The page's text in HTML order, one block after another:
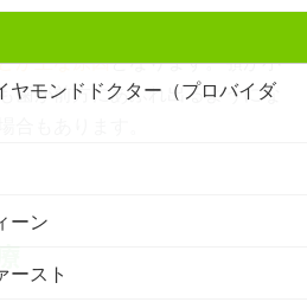
噛むなど）、舌の筋力不足、上
が主な原因となります。顎が小
歯が前方にあふれ出るようにな
合もあります。
ヤモンドドクター（プロバイダ
ーン
ースト